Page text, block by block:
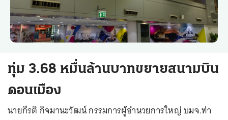
ทุ่ม 3.68 หมื่นล้านบาทขยายสนามบิน
ดอนเมือง
นายกีรติ กิจมานะวัฒน์ กรรมการผู้อำนวยการใหญ่ บมจ.ท่า